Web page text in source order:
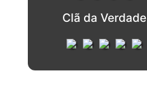
Clã da Verdade